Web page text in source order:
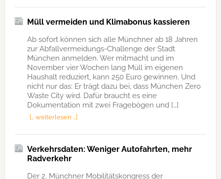
Müll vermeiden und Klimabonus kassieren
Ab sofort können sich alle Münchner ab 18 Jahren
zur Abfallvermeidungs-Challenge der Stadt
München anmelden. Wer mitmacht und im
November vier Wochen lang Müll im eigenen
Haushalt reduziert, kann 250 Euro gewinnen. Und
nicht nur das: Er trägt dazu bei, dass München Zero
Waste City wird. Dafür braucht es eine
Dokumentation mit zwei Fragebögen und […]
[… weiterlesen …]
Verkehrsdaten: Weniger Autofahrten, mehr
Radverkehr
Der 2. Münchner Mobilitätskongress der